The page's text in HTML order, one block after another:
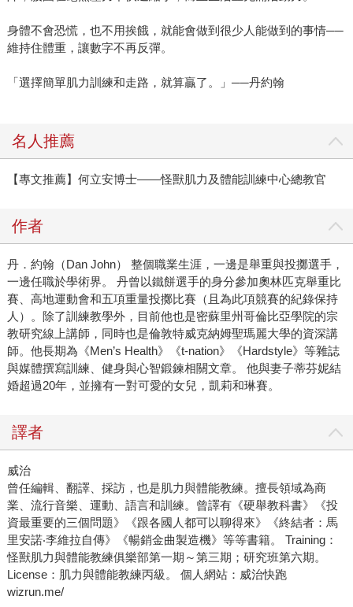
身體不會恐慌，也不用挨餓，就能會做到很少人能做到的事情──
維持住體重，讓數字不再反彈。
「選擇簡單肌力訓練和走路，就算贏了。」──丹約翰
名人推薦
【專文推薦】何立安博士——怪獸肌力及體能訓練中心總教官
作者
丹．約翰（Dan John） 整個職業生涯，一邊是舉重與投擲選手，
一邊任職於學術界。 丹曾以鐵餅選手的身分參加奧林匹克舉重比
賽、高地運動會和五項重量投擲比賽（且為此項競賽的紀錄保持
人）。除了訓練教學外，目前他也是密蘇里州哥倫比亞學院的宗
教研究線上講師，同時也是倫敦特威克納姆聖瑪麗大學的資深講
師。他長期為《Men’s Health》《t-nation》《Hardstyle》等雜誌
與媒體撰寫訓練、健身與心智鍛鍊相關文章。 他與妻子蒂芬妮結
婚超過20年，並擁有一對可愛的女兒，凱莉和琳賽。
譯者
威治
曾任編輯、翻譯、採訪，也是肌力與體能教練。擅長領域為商
業、流行音樂、運動、語言和訓練。曾譯有《硬舉教科書》《投
資最重要的三個問題》《跟各國人都可以聊得來》《終結者：馬
里安諾‧李維拉自傳》《暢銷金曲製造機》等等書籍。 Training：
怪獸肌力與體能教練俱樂部第一期～第三期；研究班第六期。
License：肌力與體能教練丙級。 個人網站：威治快跑
wizrun.me/